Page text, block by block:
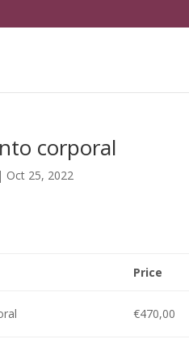
corporal
| Oct 25, 2022
Price
€470,00